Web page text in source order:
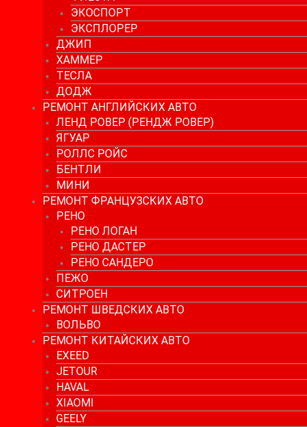
ЭКОСПОРТ
ЭКСПЛОРЕР
ДЖИП
ХАММЕР
ТЕСЛА
ДОДЖ
РЕМОНТ АНГЛИЙСКИХ АВТО
ЛЕНД РОВЕР (РЕНДЖ РОВЕР)
ЯГУАР
РОЛЛС РОЙС
БЕНТЛИ
МИНИ
РЕМОНТ ФРАНЦУЗСКИХ АВТО
РЕНО
РЕНО ЛОГАН
РЕНО ДАСТЕР
РЕНО САНДЕРО
ПЕЖО
СИТРОЕН
РЕМОНТ ШВЕДСКИХ АВТО
ВОЛЬВО
РЕМОНТ КИТАЙСКИХ АВТО
EXEED
JETOUR
HAVAL
XIAOMI
GEELY